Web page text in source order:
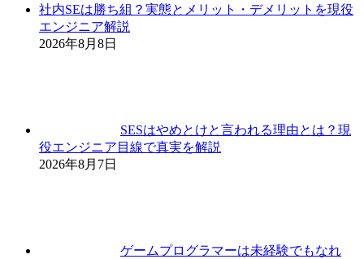
社内SEは勝ち組？実態とメリット・デメリットを現役
エンジニア解説
2026年8月8日
SESはやめとけと言われる理由とは？現
役エンジニア目線で真実を解説
2026年8月7日
ゲームプログラマーは未経験でもなれ